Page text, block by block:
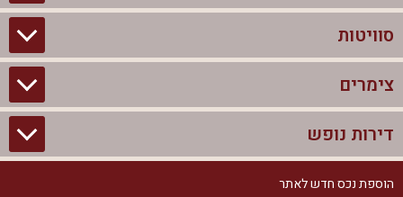
וילות בצפון
וילות להשכרה
וילות למסיבת רווקים
סוויטות
סוויטות בצפון
צימרים לזוגות עם בריכה פרטית
צימרים
צימרים בצפון
צימרים לזוגות
דירות נופש
דירות נופש בצפון
הוספת נכס חדש לאתר